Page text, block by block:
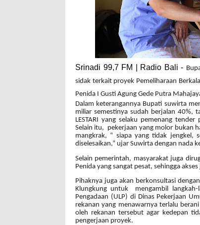
Srinadi 99,7 FM | Radio Bali -
sidak terkait proyek Pemeliharaan
Penida I Gusti Agung Gede Putra
Dalam keterangannya Bupati suwirta
miliar semestinya sudah berjalan 40%,
LESTARI yang selaku pemenang
Selain itu, pekerjaan yang molor bukan
mangkrak, “ siapa yang tidak jengkel,
diselesaikan,” ujar Suwirta dengan nada
Selain pemerintah, masyarakat juga
Penida yang sangat pesat, sehingga
Pihaknya juga akan berkonsultasi
Klungkung untuk mengambil
Pengadaan (ULP) di Dinas Pekerjaan
rekanan yang menawarnya terlalu
oleh rekanan tersebut agar kedepan
pengerjaan proyek.